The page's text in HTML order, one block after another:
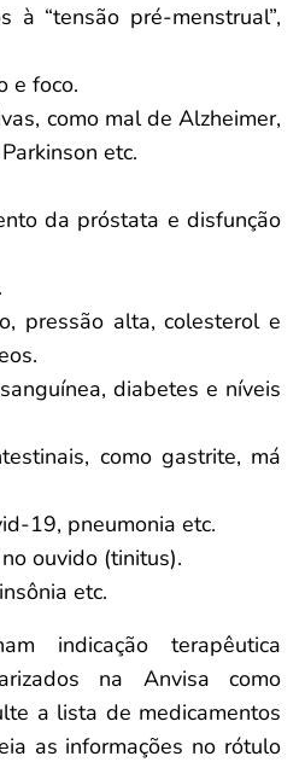
à “tensão pré-menstrual”,
e foco.
como mal de Alzheimer,
etc.
da próstata e disfunção
pressão alta, colesterol e
diabetes e níveis
como gastrite, má
19, pneumonia etc.
ouvido (tinitus).
etc.
indicação terapêutica
na Anvisa como
a lista de medicamentos
as informações no rótulo